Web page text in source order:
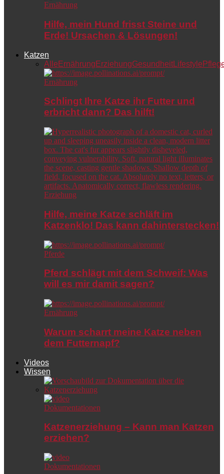
Ernährung
Hilfe, mein Hund frisst Steine und
Erde! Ursachen & Lösungen!
Katzen
Alle Ernährung ErziehungGesundheitLifestyle
Ernährung
Schlingt Ihre Katze ihr Futter und
erbricht dann? Das hilft!
Erziehung
Hilfe, meine Katze schläft im
Katzenklo! Das kann dahinterstecken!
Pferde
Pferd schlägt mit dem Schweif: Was
will es mir damit sagen?
Ernährung
Warum scharrt meine Katze neben
dem Futternapf?
Videos
Wissen
Dokumentationen
Katzenerziehung – Kann man Katzen
erziehen?
Dokumentationen